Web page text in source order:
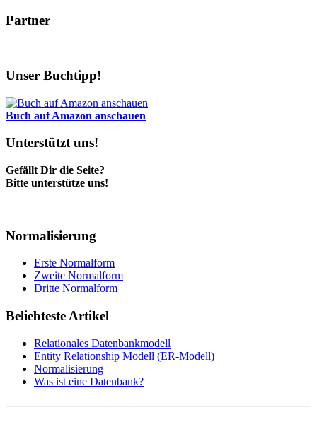
Partner
Unser Buchtipp!
Buch auf Amazon anschauen
Unterstützt uns!
Gefällt Dir die Seite?
Bitte unterstütze uns!
Normalisierung
Erste Normalform
Zweite Normalform
Dritte Normalform
Beliebteste Artikel
Relationales Datenbankmodell
Entity Relationship Modell (ER-Modell)
Normalisierung
Was ist eine Datenbank?